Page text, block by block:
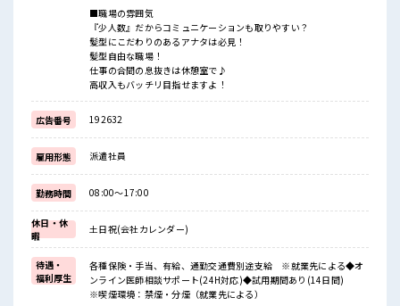
■職場の雰囲気
『少人数』だからコミュニケーションも取りやすい？
髪型にこだわりのあるアナタは必見！
髪型自由な職場！
仕事の合間の息抜きは休憩室で♪
高収入もバッチリ目指せますよ！
広告番号 192632
雇用形態 派遣社員
勤務時間 08:00～17:00
休日・休
暇
土日祝(会社カレンダー)
待遇・
福利厚生
各種保険・手当、有給、通勤交通費別途支給 ※就業先による◆オ
ンライン医師相談サポート(24H対応)◆試用期間あり(14日間)
※喫煙環境：禁煙・分煙（就業先による）